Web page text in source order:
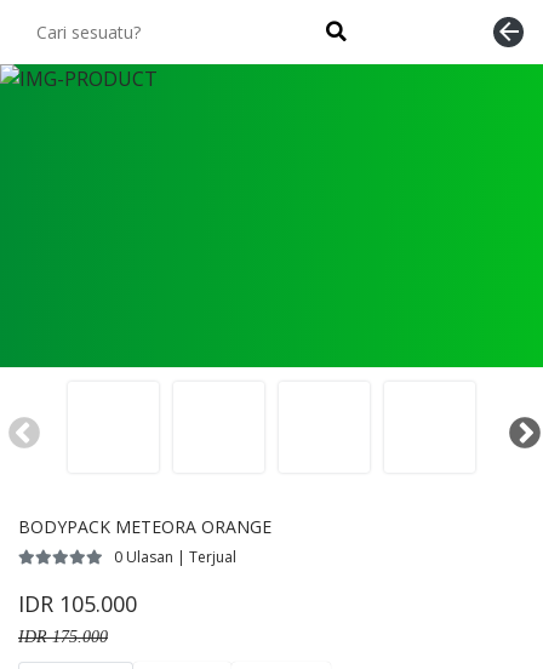
arrow_back
BODYPACK METEORA ORANGE
0 Ulasan | Terjual
IDR 105.000
IDR 175.000